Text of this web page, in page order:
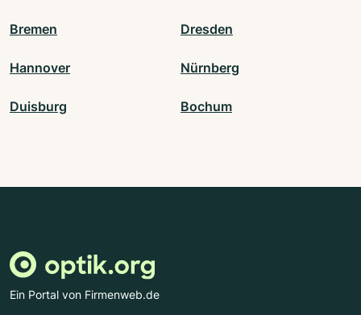
Bremen Dresden
Hannover Nürnberg
Duisburg Bochum
Ein Portal von Firmenweb.de